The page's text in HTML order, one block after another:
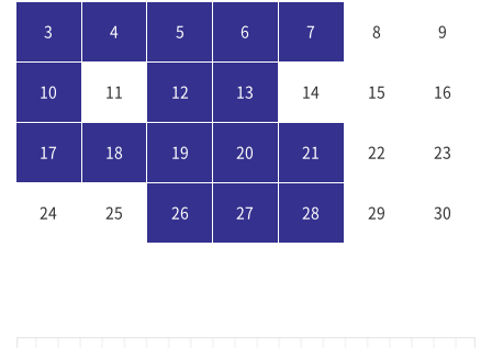
3 4 5 6 7 8 9
10 11 12 13 14 15 16
17 18 19 20 21 22 23
24 25 26 27 28 29 30